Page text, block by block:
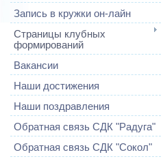
Запись в кружки он-лайн
Страницы клубных
формирований
Вакансии
Наши достижения
Наши поздравления
Обратная связь СДК "Радуга"
Обратная связь СДК "Сокол"